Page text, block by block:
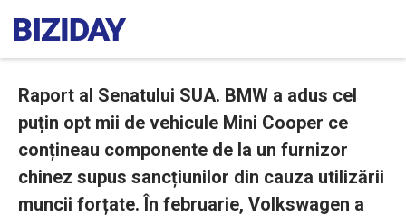
Raport al Senatului SUA. BMW a adus cel
puțin opt mii de vehicule Mini Cooper ce
conțineau componente de la un furnizor
chinez supus sancțiunilor din cauza utilizării
muncii forțate. În februarie, Volkswagen a